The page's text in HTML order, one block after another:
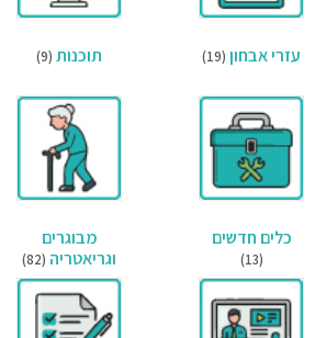
תוכנות (9) עזרי אבחון (19)
מבוגרים
וגריאטריה (82)
כלים חדשים
(13)